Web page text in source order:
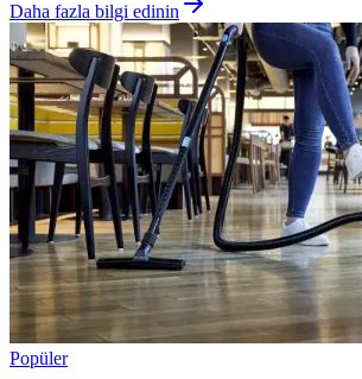
Daha fazla bilgi edinin
Popüler